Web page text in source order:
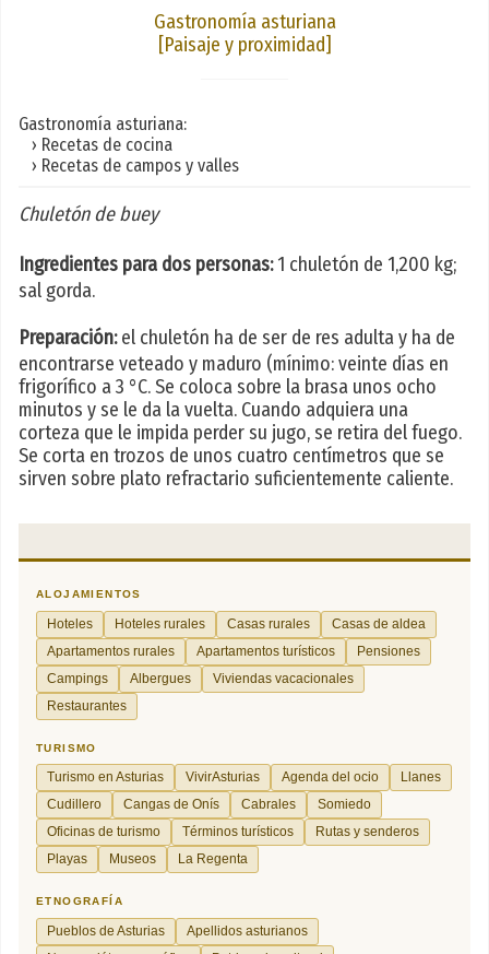
Gastronomía asturiana
[Paisaje y proximidad]
Gastronomía asturiana:
› Recetas de cocina
› Recetas de campos y valles
Chuletón de buey
Ingredientes para dos personas:1 chuletón de 1,200 kg;
sal gorda.
Preparación:el chuletón ha de ser de res adulta y ha de
encontrarse veteado y maduro (mínimo: veinte días en
frigorífico a 3 °C. Se coloca sobre la brasa unos ocho
minutos y se le da la vuelta. Cuando adquiera una
corteza que le impida perder su jugo, se retira del fuego.
Se corta en trozos de unos cuatro centímetros que se
sirven sobre plato refractario suficientemente caliente.